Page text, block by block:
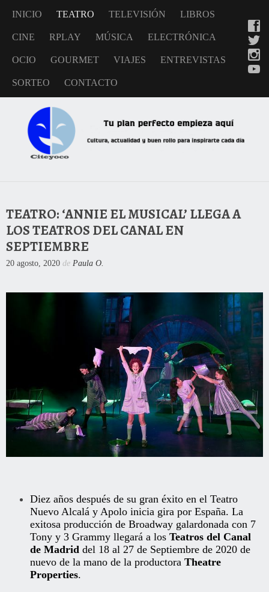
INICIO TEATRO TELEVISIÓN LIBROS
CINE RPLAY MÚSICA ELECTRÓNICA
OCIO GOURMET VIAJES ENTREVISTAS
SORTEO CONTACTO
TEATRO: ‘ANNIE EL MUSICAL’ LLEGA A
LOS TEATROS DEL CANAL EN
SEPTIEMBRE
20 agosto, 2020 de Paula O.
Diez años después de su gran éxito en el Teatro
Nuevo Alcalá y Apolo inicia gira por España. La
exitosa producción de Broadway galardonada con 7
Tony y 3 Grammy llegará a los Teatros del Canal
de Madrid del 18 al 27 de Septiembre de 2020 de
nuevo de la mano de la productora Theatre
Properties.